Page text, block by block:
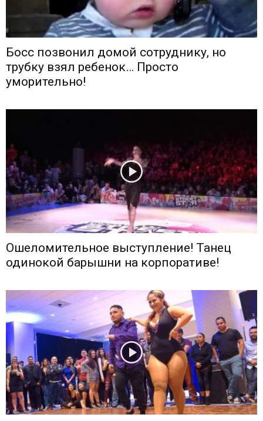
Босс позвонил домой сотруднику, но
трубку взял ребенок… Просто
уморительно!
Ошеломительное выступление! Танец
одинокой барышни на корпоративе!